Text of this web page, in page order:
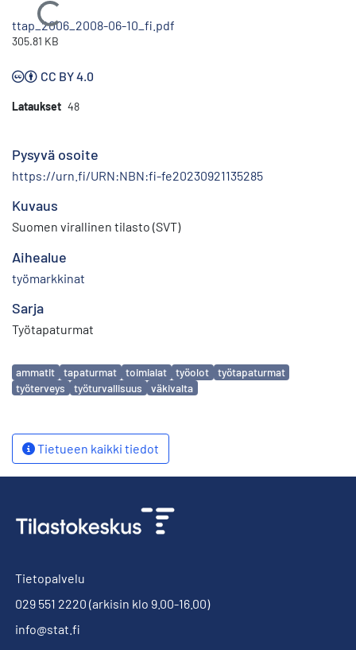
Ladataan...
ttap_2006_2008-06-10_fi.pdf
305.81 KB
CC BY 4.0
Lataukset 48
Pysyvä osoite
https://urn.fi/URN:NBN:fi-fe20230921135285
Kuvaus
Suomen virallinen tilasto (SVT)
Aihealue
työmarkkinat
Sarja
Työtapaturmat
Avainsanat
ammatit tapaturmat toimialat työolot
työtapaturmat
työterveys
työturvallisuus väkivalta
Tietueen kaikki tiedot
Tietopalvelu
029 551 2220 (arkisin klo 9.00-16.00)
info@stat.fi